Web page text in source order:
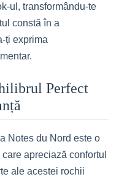
ul, transformându-te
constă în a
ți exprima
Perfect
Notes du Nord este o
apreciază confortul
ale acestei rochii